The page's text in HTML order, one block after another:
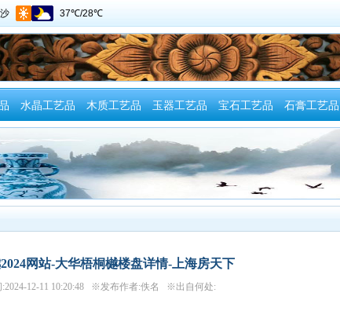
水晶工艺品 木质工艺品 玉器工艺品 宝石工艺品 石膏工艺品
网站-大华梧桐樾楼盘详情-上海房天下
12-11 10:20:48 ※发布作者:佚名 ※出自何处: